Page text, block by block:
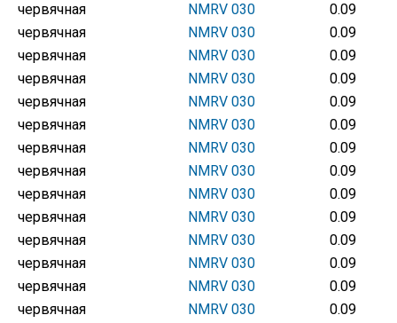
червячная
NMRV 030
0.09
червячная
NMRV 030
0.09
червячная
NMRV 030
0.09
червячная
NMRV 030
0.09
червячная
NMRV 030
0.09
червячная
NMRV 030
0.09
червячная
NMRV 030
0.09
червячная
NMRV 030
0.09
червячная
NMRV 030
0.09
червячная
NMRV 030
0.09
червячная
NMRV 030
0.09
червячная
NMRV 030
0.09
червячная
NMRV 030
0.09
червячная
NMRV 030
0.09